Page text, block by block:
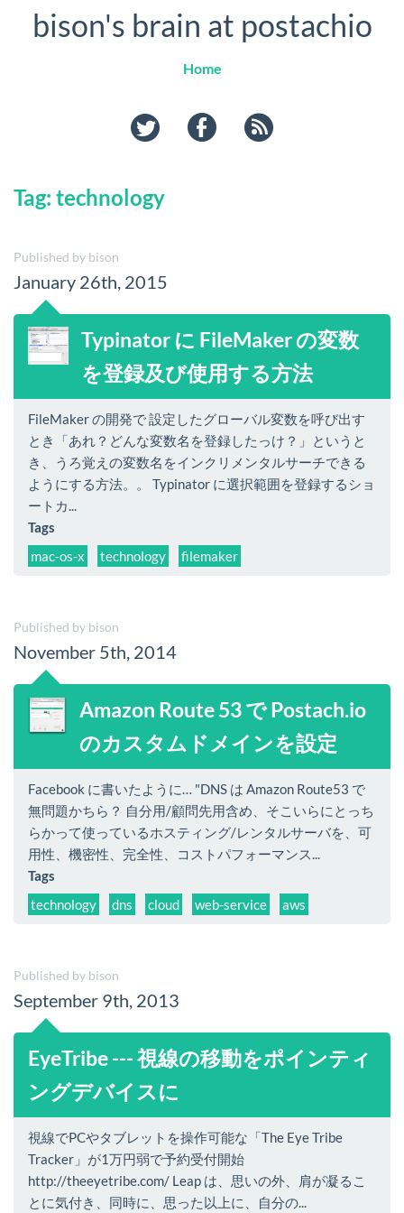
bison's brain at postachio
Home
twitter facebook rss
Tag: technology
Published by bison
January 26th, 2015
Typinator に FileMaker の変数
を登録及び使用する方法
FileMaker の開発で 設定したグローバル変数を呼び出す
とき「あれ？どんな変数名を登録したっけ？」というと
き、うろ覚えの変数名をインクリメンタルサーチできる
ようにする方法。。 Typinator に選択範囲を登録するショ
ートカ...
Tags
mac-os-x
technology filemaker
Published by bison
November 5th, 2014
Amazon Route 53 で Postach.io
のカスタムドメインを設定
Facebook に書いたように… "DNS は Amazon Route53 で
無問題かちら？ 自分用/顧問先用含め、そこいらにとっち
らかって使っているホスティング/レンタルサーバを、可
用性、機密性、完全性、コストパフォーマンス...
Tags
technology
dns cloud web-service aws
Published by bison
September 9th, 2013
EyeTribe --- 視線の移動をポインティ
ングデバイスに
視線でPCやタブレットを操作可能な「The Eye Tribe
Tracker」が1万円弱で予約受付開始
http://theeyetribe.com/ Leap は、思いの外、肩が凝るこ
とに気付き、同時に、思った以上に、自分の...